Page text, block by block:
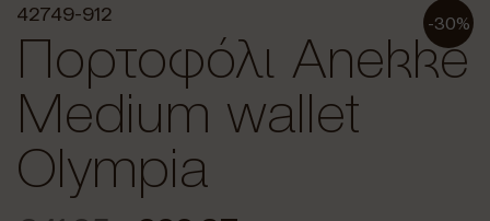
-30%
42749-912
Πορτοφόλι Anekke
Medium wallet
Olympia